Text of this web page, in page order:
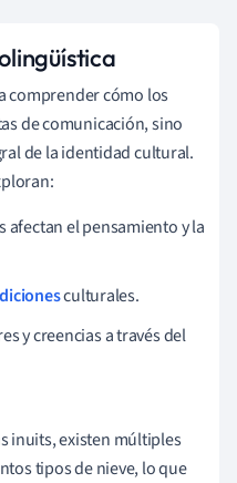
comprender cómo los
de comunicación, sino
de la identidad cultural.
afectan el pensamiento y la
culturales.
y creencias a través del
inuits, existen múltiples
tipos de nieve, lo que